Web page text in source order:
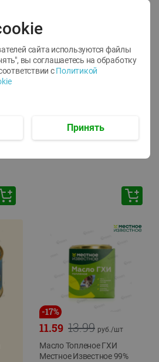
ТОФУ Vegetus ТВЕРДЫЙ
-17%
13.99
11.59 руб./шт
Масло Топленое ГХИ
Местное Известное 99%
сайта используются файлы
вы соглашаетесь на обработку
с Политикой
Принять